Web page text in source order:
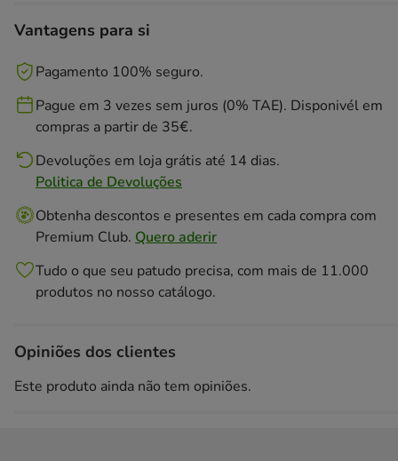
Vantagens para si
Pagamento 100% seguro.
Pague em 3 vezes sem juros (0% TAE). Disponivél em
compras a partir de 35€.
Devoluções em loja grátis até 14 dias.
Politica de Devoluções
Obtenha descontos e presentes em cada compra com
Premium Club. Quero aderir
Tudo o que seu patudo precisa, com mais de 11.000
produtos no nosso catálogo.
Opiniões dos clientes
Este produto ainda não tem opiniões.